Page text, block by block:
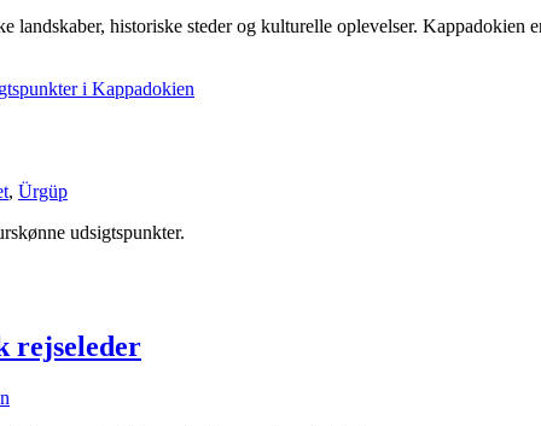
historiske steder og kulturelle oplevelser. Kappadokien
, Ürgüp
udsigtspunkter.
rejseleder